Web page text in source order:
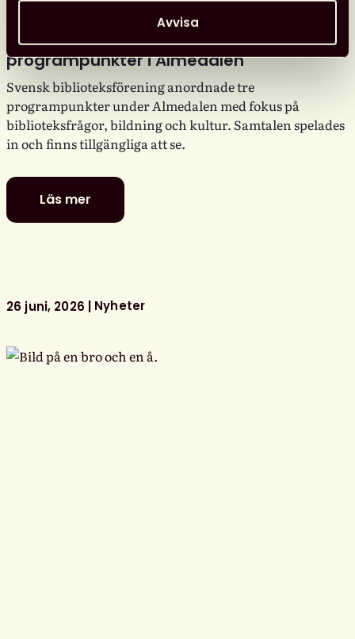
Avvisa
Se Svensk biblioteksförenings
programpunkter i Almedalen
Svensk biblioteksförening anordnade tre
programpunkter under Almedalen med fokus på
biblioteksfrågor, bildning och kultur. Samtalen spelades
in och finns tillgängliga att se.
Läs mer
Se
Svensk
Almedalen
26 juni, 2026 Nyheter